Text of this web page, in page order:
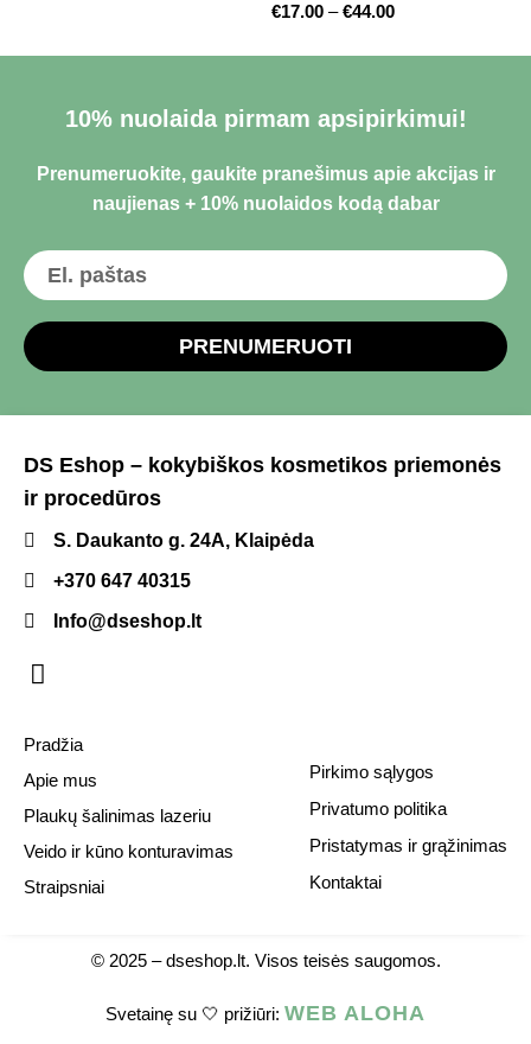
€17.00 – €44.00
10% nuolaida pirmam apsipirkimui!
Prenumeruokite, gaukite pranešimus apie akcijas ir
naujienas + 10% nuolaidos kodą dabar
PRENUMERUOTI
DS Eshop – kokybiškos kosmetikos priemonės
ir procedūros
S. Daukanto g. 24A, Klaipėda
+370 647 40315
Info@dseshop.lt
Pradžia
Apie mus
Plaukų šalinimas lazeriu
Veido ir kūno konturavimas
Straipsniai
Pirkimo sąlygos
Privatumo politika
Pristatymas ir grąžinimas
Kontaktai
© 2025 –dseshop.lt. Visos teisės saugomos.
Svetainę su 🤍 prižiūri:WEB ALOHA